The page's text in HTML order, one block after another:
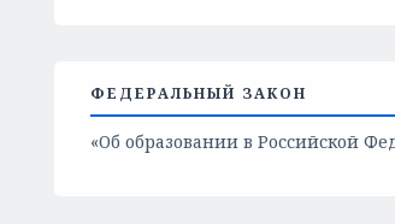
ФЕДЕРАЛЬНЫЙ ЗАКОН
«Об образовании в Российской